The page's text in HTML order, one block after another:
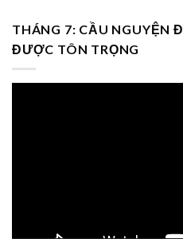
THÁNG 7: CẦU NGUYỆN
ĐƯỢC TÔN TRỌNG